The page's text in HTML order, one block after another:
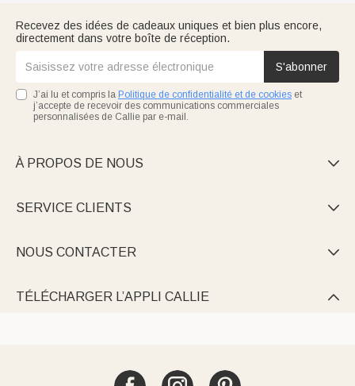
Recevez des idées de cadeaux uniques et bien plus encore,
directement dans votre boîte de réception.
S'abonner
J’ai lu et compris la Politique de confidentialité et de cookies et
j’accepte de recevoir des communications commerciales
personnalisées de Callie par e-mail.
À PROPOS DE NOUS 
SERVICE CLIENTS 
NOUS CONTACTER 
TÉLÉCHARGER L’APPLI CALLIE 